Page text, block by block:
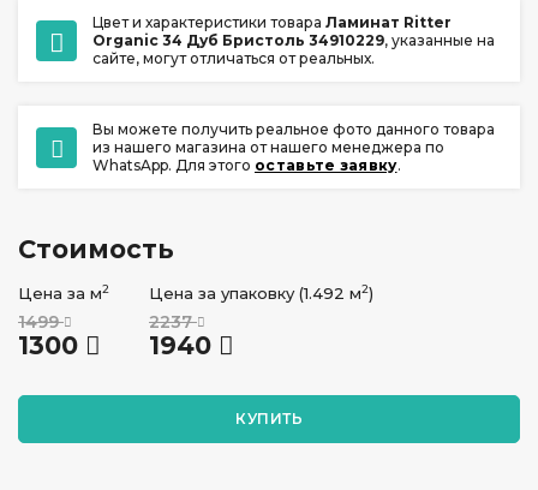
Цвет и характеристики товара Ламинат Ritter
Organic 34 Дуб Бристоль 34910229, указанные на
сайте, могут отличаться от реальных.
Вы можете получить реальное фото данного товара
из нашего магазина от нашего менеджера по
WhatsApp. Для этого оставьте заявку.
Стоимость
Цена за м2
1499
1300
Цена за упаковку (1.492 м2)
2237
1940
КУПИТЬ